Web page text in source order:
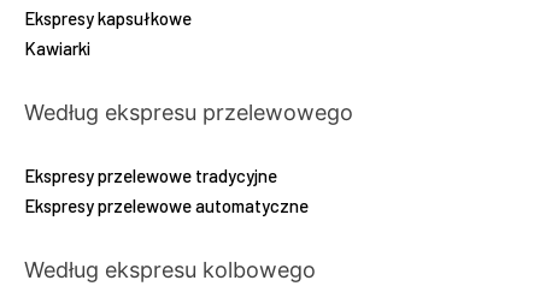
Ekspresy kapsułkowe
Kawiarki
Według ekspresu przelewowego
Ekspresy przelewowe tradycyjne
Ekspresy przelewowe automatyczne
Według ekspresu kolbowego